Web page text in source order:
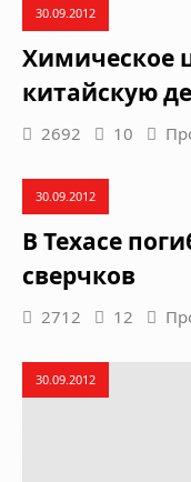
30.09.2012
Химическое
китайскую
2692 10
30.09.2012
В Техасе
сверчков
2712 12
30.09.2012